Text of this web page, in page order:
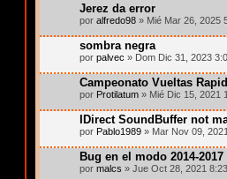
Jerez da error
por alfredo98 » Mié Mar 26, 2025
sombra negra
por palvec » Dom Dic 31, 2023
Campeonato Vueltas
por Protilatum » Mié Dic 15, 2021
IDirect SoundBuffer not
por Pablo1989 » Mar Nov 09,
Bug en el modo 2014-2017
por malcs » Jue Oct 28, 2021